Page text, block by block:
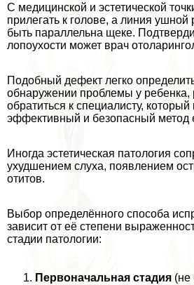
С медицинской и эстетической
прилегать к голове, а линия
быть параллельна щеке.
лопоухости может врач
Подобный дефект легко
обнаружении проблемы у ребенка,
обратиться к специалисту,
эффективный и безопасный метод
Иногда эстетическая патология
ухудшением слуха, появлением
отитов.
Выбор определённого способа
зависит от её степени
стадии патологии:
Первоначальная стадия (не